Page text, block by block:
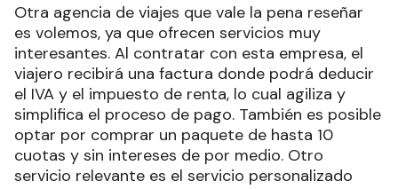
Otra agencia de viajes que vale la pena reseñar
es volemos, ya que ofrecen servicios muy
interesantes. Al contratar con esta empresa, el
viajero recibirá una factura donde podrá deducir
el IVA y el impuesto de renta, lo cual agiliza y
simplifica el proceso de pago. También es posible
optar por comprar un paquete de hasta 10
cuotas y sin intereses de por medio. Otro
servicio relevante es el servicio personalizado